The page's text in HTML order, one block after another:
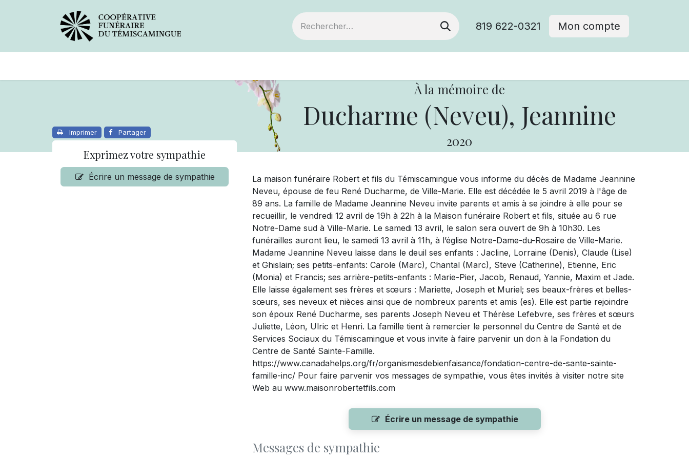
819 622-0321 Mon compte
À la mémoire de
Ducharme (Neveu), Jeannine
2020
Imprimer Partager
Exprimez votre sympathie
Écrire un message de sympathie
La maison funéraire Robert et fils du Témiscamingue vous informe du décès de Madame Jeannine
Neveu, épouse de feu René Ducharme, de Ville-Marie. Elle est décédée le 5 avril 2019 à l'âge de
89 ans. La famille de Madame Jeannine Neveu invite parents et amis à se joindre à elle pour se
recueillir, le vendredi 12 avril de 19h à 22h à la Maison funéraire Robert et fils, située au 6 rue
Notre-Dame sud à Ville-Marie. Le samedi 13 avril, le salon sera ouvert de 9h à 10h30. Les
funérailles auront lieu, le samedi 13 avril à 11h, à l’église Notre-Dame-du-Rosaire de Ville-Marie.
Madame Jeannine Neveu laisse dans le deuil ses enfants : Jacline, Lorraine (Denis), Claude (Lise)
et Ghislain; ses petits-enfants: Carole (Marc), Chantal (Marc), Steve (Catherine), Etienne, Eric
(Monia) et Francis; ses arrière-petits-enfants : Marie-Pier, Jacob, Renaud, Yannie, Maxim et Jade.
Elle laisse également ses frères et sœurs : Mariette, Joseph et Muriel; ses beaux-frères et belles-
sœurs, ses neveux et nièces ainsi que de nombreux parents et amis (es). Elle est partie rejoindre
son époux René Ducharme, ses parents Joseph Neveu et Thérèse Lefebvre, ses frères et sœurs
Juliette, Léon, Ulric et Henri. La famille tient à remercier le personnel du Centre de Santé et de
Services Sociaux du Témiscamingue et vous invite à faire parvenir un don à la Fondation du
Centre de Santé Sainte-Famille.
https://www.canadahelps.org/fr/organismesdebienfaisance/fondation-centre-de-sante-sainte-
famille-inc/ Pour faire parvenir vos messages de sympathie, vous êtes invités à visiter notre site
Web au www.maisonrobertetfils.com
Écrire un message de sympathie
Messages de sympathie